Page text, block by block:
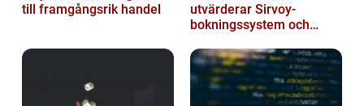
till framgångsrik handel
utvärderar Sirvoy-
bokningssystem och